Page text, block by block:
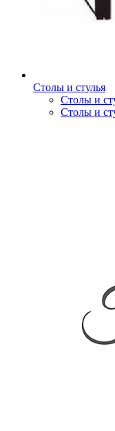
Столы и стулья
Столы и
Столы и